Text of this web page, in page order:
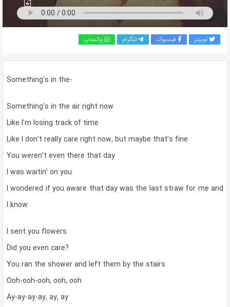
توییتر فیسبوک تلگرام واتساپ
Something’s in the-
Something’s in the air right now
Like I’m losing track of time
Like I don’t really care right now, but maybe that’s fine
You weren’t even there that day
I was waitin’ on you
I wondered if you aware that day was the last straw for me and
I know
I sent you flowers
Did you even care?
You ran the shower and left them by the stairs
Ooh-ooh-ooh, ooh, ooh
Ay-ay-ay-ay, ay, ay